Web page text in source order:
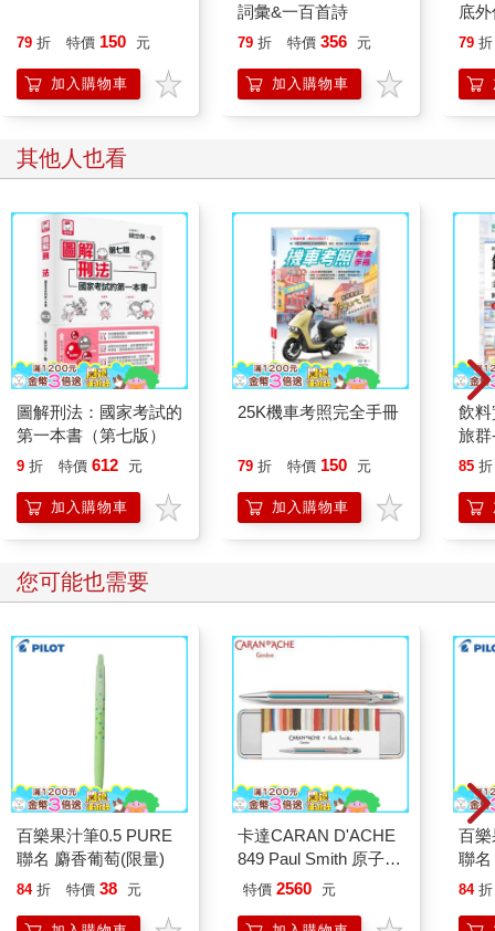
79 折 特價 150 元
加入購物車
詞彙&一百首詩
79 折 特價 356 元
加入購物車
底
79 折
其他人也看
圖解刑法：國家考試的
第一本書（第七版）
9 折 特價 612 元
加入購物車
25K機車考照完全手冊
79 折 特價 150 元
加入購物車
飲
旅群
大
85 折
您可能也需要
百樂果汁筆0.5 PURE
聯名 麝香葡萄(限量)
84 折 特價 38 元
卡達CARAN D'ACHE
849 Paul Smith 原子筆
ED.5 條紋銀
特價 2560 元
百
聯
84 折